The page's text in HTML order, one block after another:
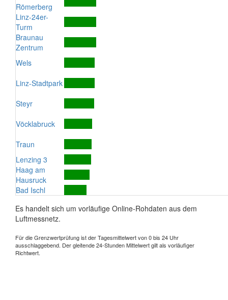
Römerberg
Linz-24er-
Turm
Braunau
Zentrum
Wels
Linz-Stadtpark
Steyr
Vöcklabruck
Traun
Lenzing 3
Haag am
Hausruck
Bad Ischl
Es handelt sich um vorläufige Online-Rohdaten aus dem
Luftmessnetz.
Für die Grenzwertprüfung ist der Tagesmittelwert von 0 bis 24 Uhr
ausschlaggebend. Der gleitende 24-Stunden Mittelwert gilt als vorläufiger
Richtwert.